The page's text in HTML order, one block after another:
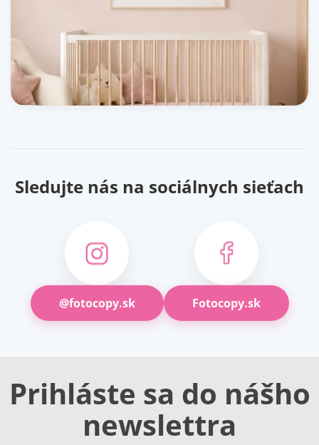
Sledujte nás na sociálnych sieťach
@fotocopy.sk Fotocopy.sk
Prihláste sa do nášho
newslettra